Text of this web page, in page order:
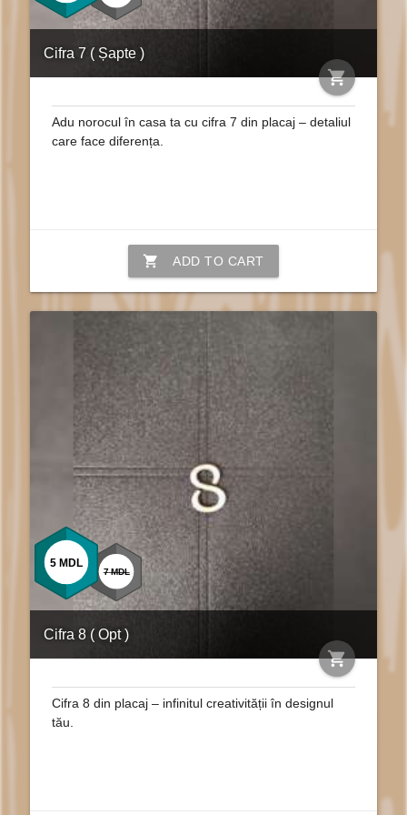
Cifra 7 ( Șapte )
shopping_cart
Adu norocul în casa ta cu cifra 7 din placaj – detaliul
care face diferența.
shopping_cart ADD TO CART
Cifra 8 ( Opt )
shopping_cart
5 MDL
7 MDL
Cifra 8 din placaj – infinitul creativității în designul
tău.